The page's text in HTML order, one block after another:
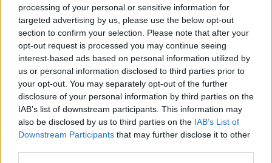
processing of your personal or sensitive information for
targeted advertising by us, please use the below opt-out
section to confirm your selection. Please note that after your
opt-out request is processed you may continue seeing
interest-based ads based on personal information utilized by
us or personal information disclosed to third parties prior to
your opt-out. You may separately opt-out of the further
disclosure of your personal information by third parties on the
IAB’s list of downstream participants. This information may
also be disclosed by us to third parties on the IAB’s List of
Downstream Participants that may further disclose it to other